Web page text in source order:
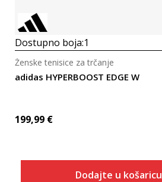
Dostupno boja:1
adidas HYPERBOOST EDGE W
Ženske tenisice za trčanje
199,99 €
Dodajte u košaricu